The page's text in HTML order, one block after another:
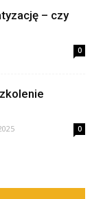
– czy
0
0